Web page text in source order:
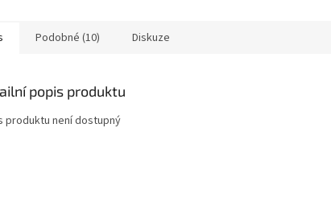
Podobné (10) Diskuze
popis produktu
produktu není dostupný